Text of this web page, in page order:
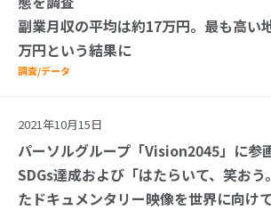
副業月収の平均は約17万円。最も高い
万円という結果に
調査/データ
2021年10月15日
パーソルグループ「Vision2045」に参
SDGs達成および「はたらいて、笑お
たドキュメンタリー映像を世界に向け